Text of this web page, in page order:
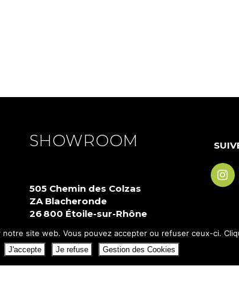
SHOWROOM
505 Chemin des Colzas
ZA Blacheronde
26 800 Étoile-sur-Rhône
04 75 80 09 80
site web. Vous pouvez accepter ou refuser ceux-ci.
J'accepte Je refuse Gestion des Cookies